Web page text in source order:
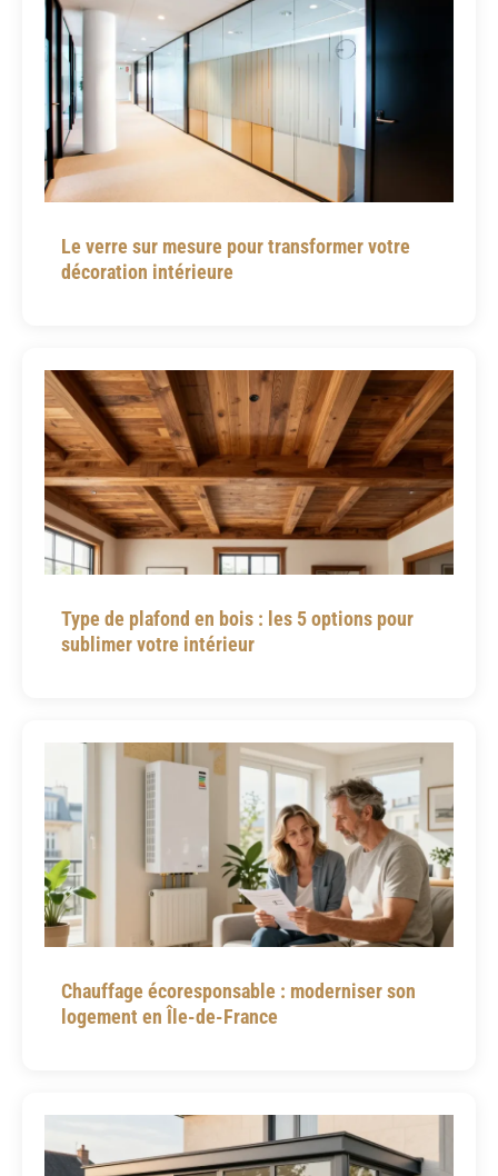
Le verre sur mesure pour transformer votre
décoration intérieure
Type de plafond en bois : les 5 options pour
sublimer votre intérieur
Chauffage écoresponsable : moderniser son
logement en Île-de-France